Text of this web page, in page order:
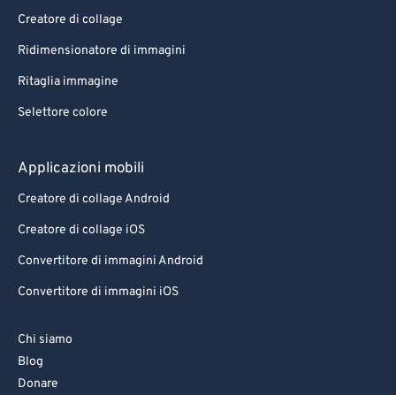
Creatore di collage
Ridimensionatore di immagini
Ritaglia immagine
Selettore colore
Applicazioni mobili
Creatore di collage Android
Creatore di collage iOS
Convertitore di immagini Android
Convertitore di immagini iOS
Chi siamo
Blog
Donare